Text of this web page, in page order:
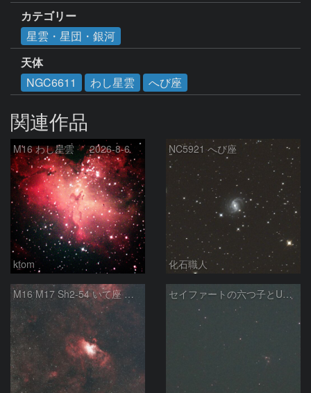
カテゴリー
星雲・星団・銀河
天体
NGC6611
わし星雲 へび座
関連作品
M16 わし星雲 2026-8-6
ktom
NC5921 へび座
化石職人
M16 M17 Sh2-54 いて座 へび座 セイファートの六つ子とUGC10127